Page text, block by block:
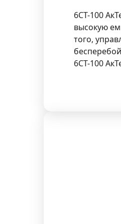
6СТ-100
высокую
того,
6СТ-100